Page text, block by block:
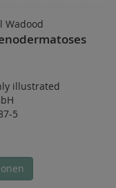
Wadood
illustrated
5